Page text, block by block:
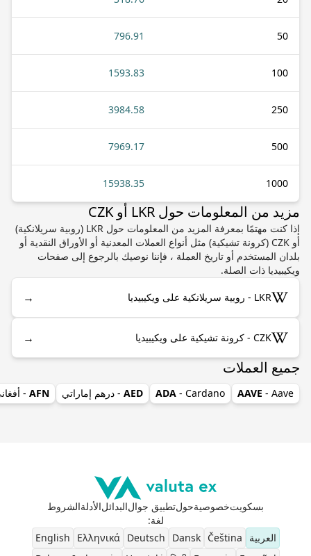
50
796.91
100
1593.83
250
3984.58
500
7969.17
1000
15938.35
مزيد من المعلومات حول LKR أو CZK
إذا كنت مهتمًا بمعرفة المزيد من المعلومات حول LKR (روبية سريلانكية)
أو CZK (كرونة تشيكية) مثل أنواع العملات المعدنية أو الأوراق النقدية أو
بلدان المستخدم أو تاريخ العملة ، فإننا نوصيك بالرجوع إلى صفحات
ويكيبيديا ذات الصلة.
LKR - روبية سريلانكية على ويكيبيديا →
CZK - كرونة تشيكية على ويكيبيديا →
جميع العملات
AAVE - Aave
ADA - Cardano
AED - درهم إماراتي AFN
-
بسكويتخصوصيةحولتطبيق جوالالبدائلالأدلةالشروط
لغة:
العربية
Čeština
Dansk
Deutsch
Ελληνικά
English